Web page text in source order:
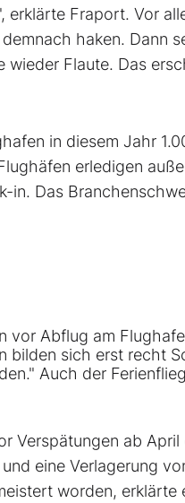
erklärte Fraport. Vor
haken. Dann
Flaute. Das
in diesem Jahr
erledigen
in. Das
Abflug am
bilden sich erst recht
Auch der
Verspätungen ab
eine Verlagerung
worden, erklärte